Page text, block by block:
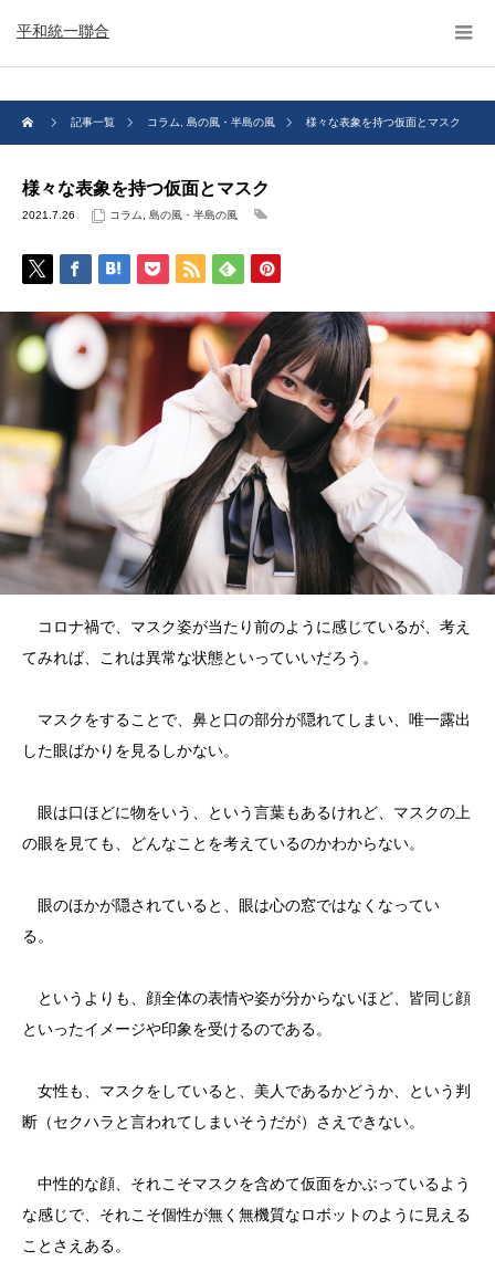
平和統一聯合
記事一覧 コラム 島の風・半島の風 様々な表象を持つ仮面とマスク
様々な表象を持つ仮面とマスク
2021.7.26 コラム 島の風・半島の風
コロナ禍で、マスク姿が当たり前のように感じているが、考え
てみれば、これは異常な状態といっていいだろう。
マスクをすることで、鼻と口の部分が隠れてしまい、唯一露出
した眼ばかりを見るしかない。
眼は口ほどに物をいう、という言葉もあるけれど、マスクの上
の眼を見ても、どんなことを考えているのかわからない。
眼のほかが隠されていると、眼は心の窓ではなくなってい
る。
というよりも、顔全体の表情や姿が分からないほど、皆同じ顔
といったイメージや印象を受けるのである。
女性も、マスクをしていると、美人であるかどうか、という判
断（セクハラと言われてしまいそうだが）さえできない。
中性的な顔、それこそマスクを含めて仮面をかぶっているよう
な感じで、それこそ個性が無く無機質なロボットのように見える
ことさえある。